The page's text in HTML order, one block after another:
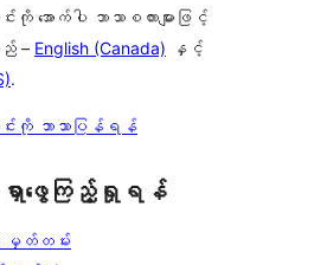
အောက်ပါ ဘာသာစကားများဖြင့်
– English (Canada) နှင့်
.
းကို ဘာသာပြန်ရန်
ရှာဖွေကြည့်ရှုရန်
မှတ်တမ်း